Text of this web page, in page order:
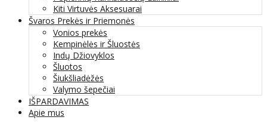
Kiti Virtuvės Aksesuarai
Švaros Prekės ir Priemonės
Vonios prekės
Kempinėlės ir Šluostės
Indų Džiovyklos
Šluotos
Šiukšliadėžės
Valymo šepečiai
IŠPARDAVIMAS
Apie mus